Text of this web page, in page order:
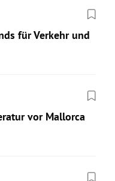
für Verkehr und
vor Mallorca